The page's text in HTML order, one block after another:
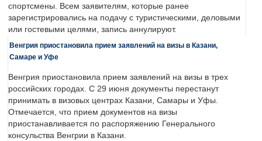
спортсмены. Всем заявителям, которые ранее
зарегистрировались на подачу с туристическими, деловыми
или гостевыми целями, запись аннулируют.
Венгрия приостановила прием заявлений на визы в Казани,
Самаре и Уфе
Венгрия приостановила прием заявлений на визы в трех
российских городах. С 29 июня документы перестанут
принимать в визовых центрах Казани, Самары и Уфы.
Отмечается, что прием документов на визы
приостанавливается по распоряжению Генерального
консульства Венгрии в Казани.